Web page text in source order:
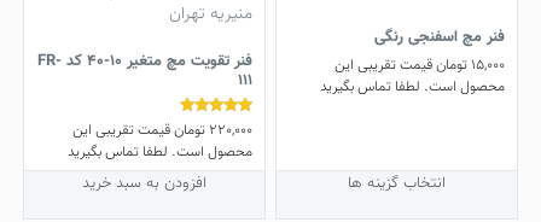
فنر مچ اسفنجی رنگی
15,000 تومانقیمت تقریبی این
محصول است. لطفا تماس بگیرید
انتخاب گزینه ها
دارای
فنر تقویت مچ متغیر 10-40 کد FR-
111
نمره
5.00
از 5
220,000 تومانقیمت تقریبی این
محصول است. لطفا تماس بگیرید
افزودن به سبد خرید